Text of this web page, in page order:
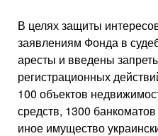
В целях защиты
заявлениям Фонда в
аресты и введены
регистрационных
100 объектов
средств, 1300
иное имущество